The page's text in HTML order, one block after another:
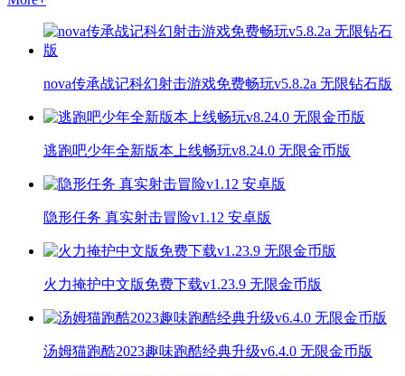
nova传承战记科幻射击游戏免费畅玩v5.8.2a 无限钻石版
逃跑吧少年全新版本上线畅玩v8.24.0 无限金币版
隐形任务 真实射击冒险v1.12 安卓版
火力掩护中文版免费下载v1.23.9 无限金币版
汤姆猫跑酷2023趣味跑酷经典升级v6.4.0 无限金币版